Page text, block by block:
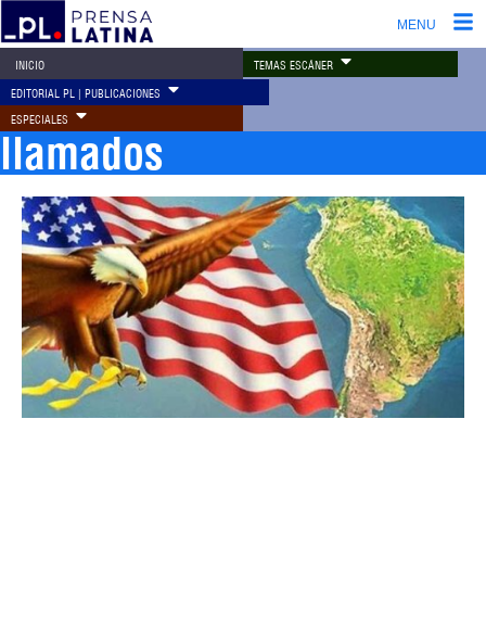
MENU
INICIO TEMAS ESCÁNER
EDITORIAL PL | PUBLICACIONES
ESPECIALES
llamados